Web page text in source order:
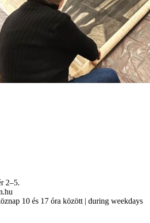
2–5.
10 és 17 óra között | during weekdays